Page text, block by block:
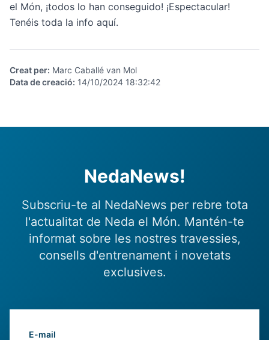
el Món, ¡todos lo han conseguido! ¡Espectacular!
Tenéis toda la info aquí.
Creat per: Marc Caballé van Mol
Data de creació: 14/10/2024 18:32:42
NedaNews!
Subscriu-te al NedaNews per rebre tota
l'actualitat de Neda el Món. Mantén-te
informat sobre les nostres travessies,
consells d'entrenament i novetats
exclusives.
E-mail